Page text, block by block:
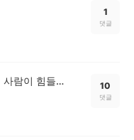
1
댓글
음식물쓰레기 처리 대강하면 같은 동네 사람이 힘들어요 10
댓글